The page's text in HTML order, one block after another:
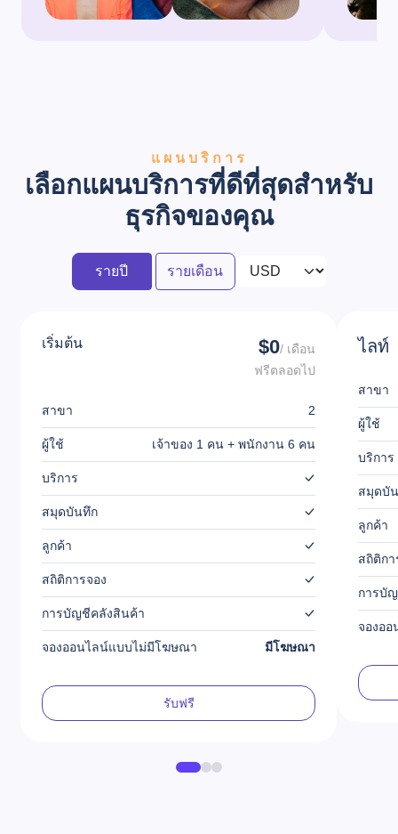
แผนบริการ
เลือกแผนบริการที่ดีที่สุดสำหรับ
ธุรกิจของคุณ
รายปี รายเดือน
เริ่มต้น $0/ เดือน
ฟรีตลอดไป
สาขา 2
ผู้ใช้ เจ้าของ 1 คน + พนักงาน 6 คน
บริการ
สมุดบันทึก
ลูกค้า
สถิติการจอง
การบัญชีคลังสินค้า
จองออนไลน์แบบไม่มีโฆษณา มีโฆษณา
รับฟรี
ไลท์
สาขา
ผู้ใช้
บริการ
สมุดบั
ลูกค้า
สถิติกา
การบั
จองอ